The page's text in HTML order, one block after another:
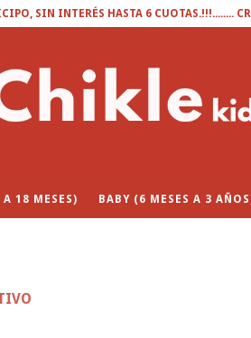
SIN INTERÉS HASTA 6 CUOTAS.!!!........
18 MESES) BABY (6 MESES A 3